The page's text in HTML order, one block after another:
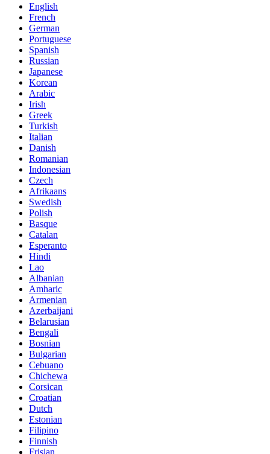
English
French
German
Portuguese
Spanish
Russian
Japanese
Korean
Arabic
Irish
Greek
Turkish
Italian
Danish
Romanian
Indonesian
Czech
Afrikaans
Swedish
Polish
Basque
Catalan
Esperanto
Hindi
Lao
Albanian
Amharic
Armenian
Azerbaijani
Belarusian
Bengali
Bosnian
Bulgarian
Cebuano
Chichewa
Corsican
Croatian
Dutch
Estonian
Filipino
Finnish
Frisian